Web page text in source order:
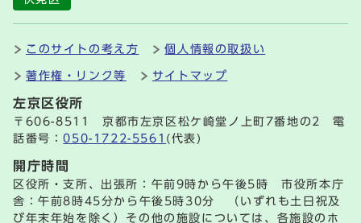
このサイトの考え方 個人情報の取扱い
著作権・リンク等 サイトマップ
左京区役所
〒606-8511 京都市左京区松ケ崎堂ノ上町7番地の2 電
話番号：050-1722-5561 (代表)
開庁時間
区役所・支所、出張所：午前9時から午後5時 市役所本庁
舎：午前8時45分から午後5時30分 （いずれも土日祝及
び年末年始を除く）その他の施設については、各施設のホ